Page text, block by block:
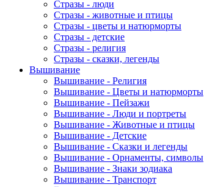
Стразы - люди
Стразы - животные и птицы
Стразы - цветы и натюрморты
Стразы - детские
Стразы - религия
Стразы - сказки, легенды
Вышивание
Вышивание - Религия
Вышивание - Цветы и натюрморты
Вышивание - Пейзажи
Вышивание - Люди и портреты
Вышивание - Животные и птицы
Вышивание - Детские
Вышивание - Сказки и легенды
Вышивание - Орнаменты, символы
Вышивание - Знаки зодиака
Вышивание - Транспорт